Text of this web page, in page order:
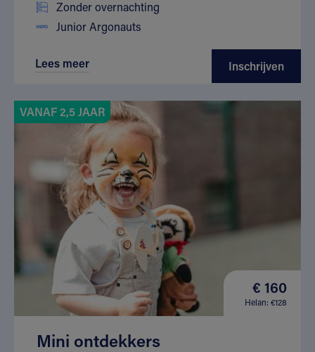
Zonder overnachting
Junior Argonauts
Lees meer Inschrijven
VANAF 2,5 JAAR
€ 160
Helan: €128
Mini ontdekkers